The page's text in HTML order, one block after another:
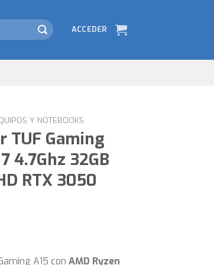
ACCEDER
Y NOTEBOOKS
TUF Gaming
4.7Ghz 32GB
RTX 3050
A15 con AMD Ryzen